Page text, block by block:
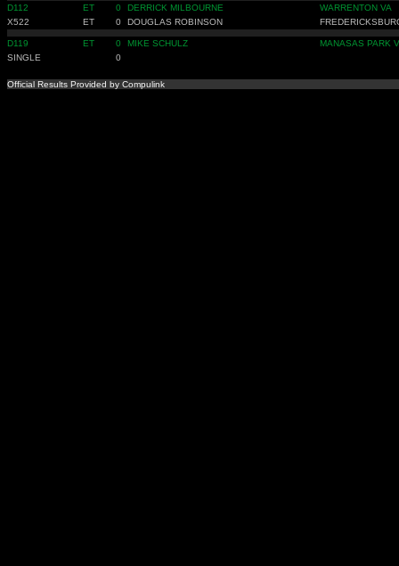
D112 ET 0 DERRICK MILBOURNE
WARRENTON VA
X522
ET 0 DOUGLAS ROBINSON
D119 ET 0 MIKE SCHULZ
MANASAS PARK
SINGLE
0
Official Results Provided by Compulink